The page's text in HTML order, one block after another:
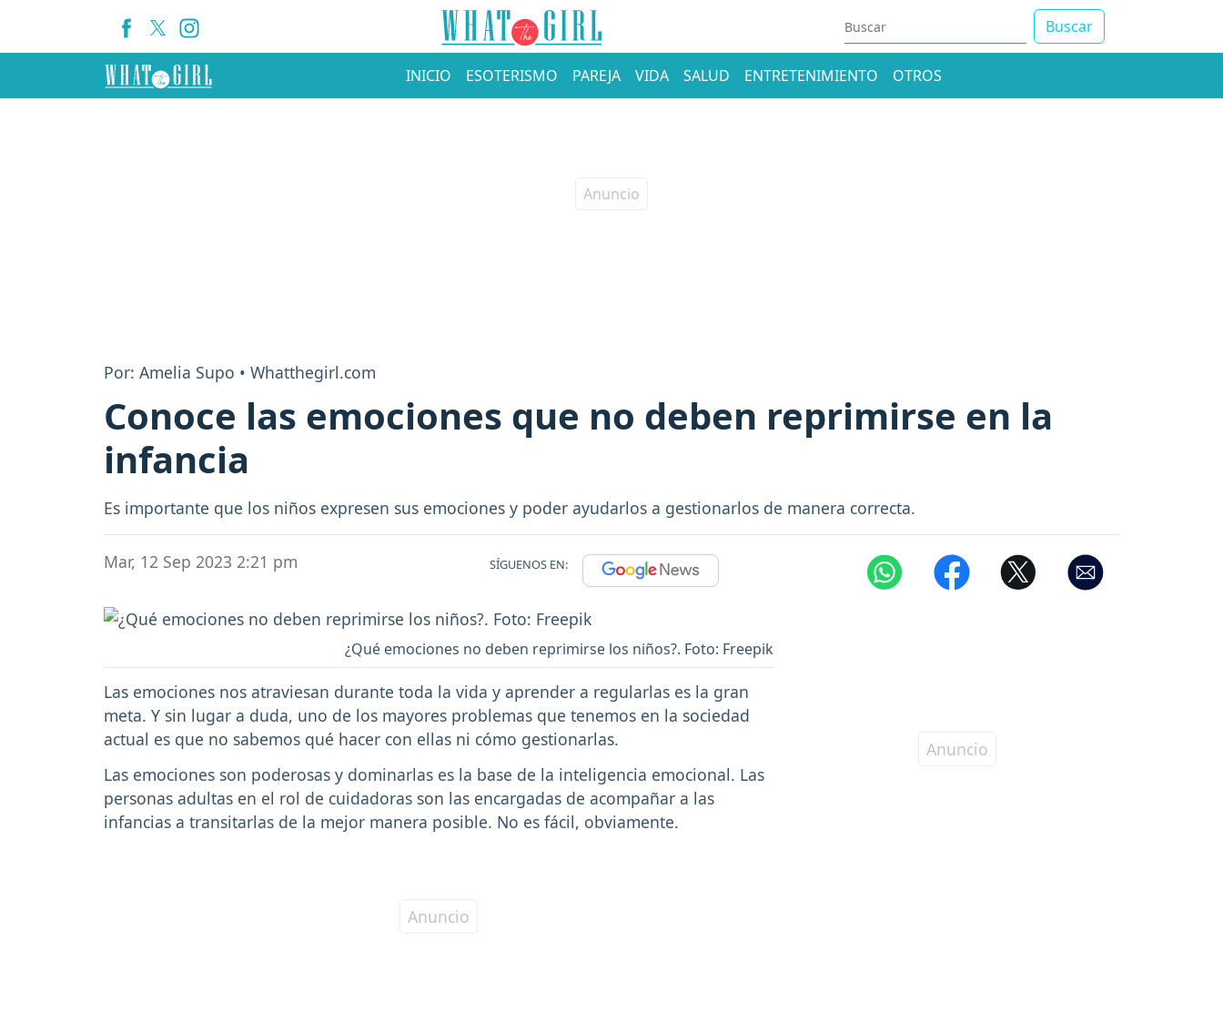
Buscar
INICIO ESOTERISMO PAREJA VIDA SALUD ENTRETENIMIENTO OTROS
Por: Amelia Supo • Whatthegirl.com
Conoce las emociones que no deben reprimirse en la
infancia
Es importante que los niños expresen sus emociones y poder ayudarlos a gestionarlos de manera correcta.
Mar, 12 Sep 2023 2:21 pm SÍGUENOS EN:
¿Qué emociones no deben reprimirse los niños?. Foto: Freepik
Las emociones nos atraviesan durante toda la vida y aprender a regularlas es la gran
meta. Y sin lugar a duda, uno de los mayores problemas que tenemos en la sociedad
actual es que no sabemos qué hacer con ellas ni cómo gestionarlas.
Las emociones son poderosas y dominarlas es la base de la inteligencia emocional. Las
personas adultas en el rol de cuidadoras son las encargadas de acompañar a las
infancias a transitarlas de la mejor manera posible. No es fácil, obviamente.